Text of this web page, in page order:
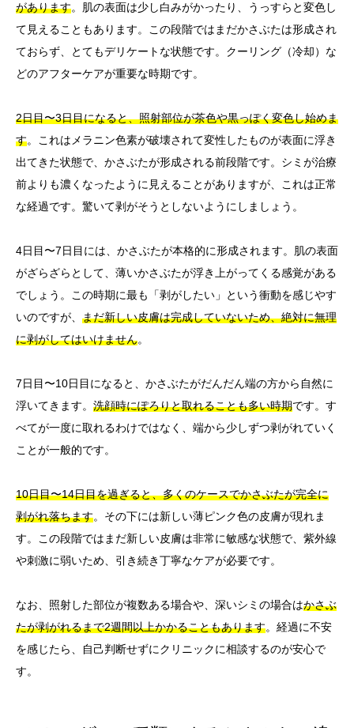
があります。肌の表面は少し白みがかったり、うっすらと変色し
て見えることもあります。この段階ではまだかさぶたは形成され
ておらず、とてもデリケートな状態です。クーリング（冷却）な
どのアフターケアが重要な時期です。
2日目〜3日目になると、照射部位が茶色や黒っぽく変色し始めま
す。これはメラニン色素が破壊されて変性したものが表面に浮き
出てきた状態で、かさぶたが形成される前段階です。シミが治療
前よりも濃くなったように見えることがありますが、これは正常
な経過です。驚いて剥がそうとしないようにしましょう。
4日目〜7日目には、かさぶたが本格的に形成されます。肌の表面
がざらざらとして、薄いかさぶたが浮き上がってくる感覚がある
でしょう。この時期に最も「剥がしたい」という衝動を感じやす
いのですが、 まだ新しい皮膚は完成していないため、絶対に無理
に剥がしてはいけません。
7日目〜10日目になると、かさぶたがだんだん端の方から自然に
浮いてきます。 洗顔時にぽろりと取れることも多い時期です。す
べてが一度に取れるわけではなく、端から少しずつ剥がれていく
ことが一般的です。
10日目〜14日目を過ぎると、多くのケースでかさぶたが完全に
剥がれ落ちます。その下には新しい薄ピンク色の皮膚が現れま
す。この段階ではまだ新しい皮膚は非常に敏感な状態で、紫外線
や刺激に弱いため、引き続き丁寧なケアが必要です。
なお、照射した部位が複数ある場合や、深いシミの場合はかさぶ
たが剥がれるまで2週間以上かかることもあります。経過に不安
を感じたら、自己判断せずにクリニックに相談するのが安心で
す。